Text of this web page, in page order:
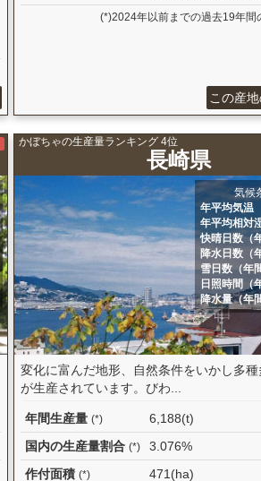
(*)2024年以前までの過去19年間
この産
かぼちゃの生産量ランキング 4位
長崎県
気候
年平均気温
年平均相対
快晴日数（
降水日数（
雪日数（年
日照時間（
降水量（年
変化に富んだ地形、自然条件をいかし多
が生産されています。びわ...
年間生産量 (*)
6,188(t)
国内の生産量割合 (*)
3.076%
作付面積 (*) 471(ha)